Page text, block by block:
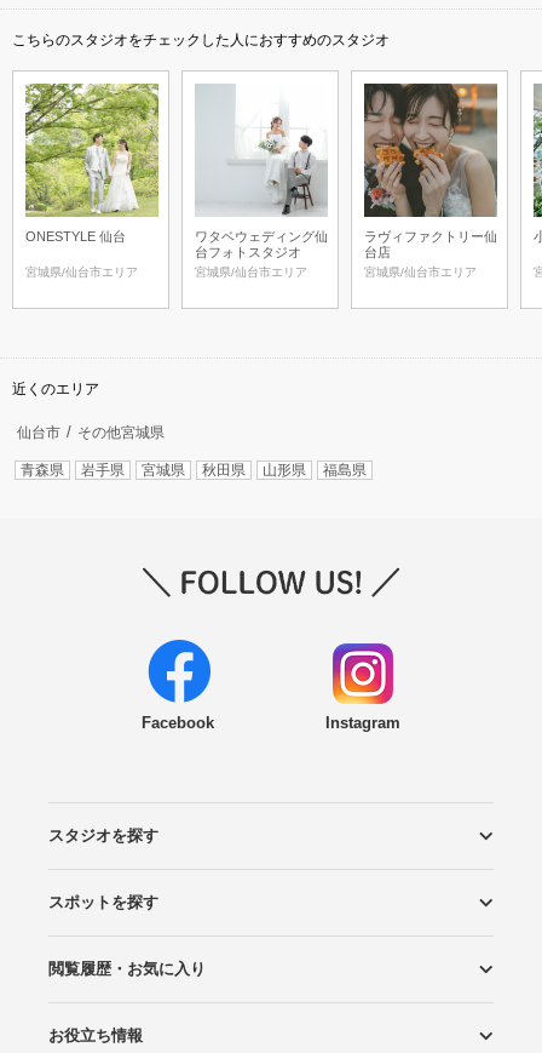
こちらのスタジオをチェックした人におすすめのスタジオ
ONESTYLE 仙台
宮城県/仙台市エリア
ワタベウェディング仙
台フォトスタジオ
宮城県/仙台市エリア
ラヴィファクトリー仙
台店
宮城県/仙台市エリア
近くのエリア
仙台市 その他宮城県
青森県 岩手県 宮城県 秋田県 山形県 福島県
Facebook Instagram
スタジオを探す
エリアから探す
こだわりから探す
NEW PHOTO STYLE
プランから探す
フォトタイプ診断
フォトグラファーから探す
国内リゾートから探す
スポットを探す
ロケーションから探す
スタジオから探す
閲覧履歴・お気に入り
閲覧スタジオ
お気に入り
お役立ち情報